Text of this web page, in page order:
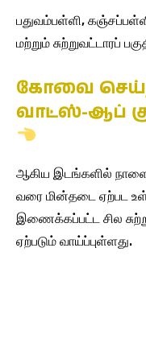
பதுவம்பள்ளி,
மற்றும் சுற்றுவட்டாரப்
கோவை
வாட்ஸ்-ஆப்
ஆகிய இடங்களில்
வரை மின்தடை ஏற்பட
இணைக்கப்பட்ட சில
ஏற்படும் வாய்ப்புள்ளது.